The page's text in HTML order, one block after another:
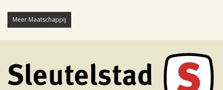
Meer Maatschappij